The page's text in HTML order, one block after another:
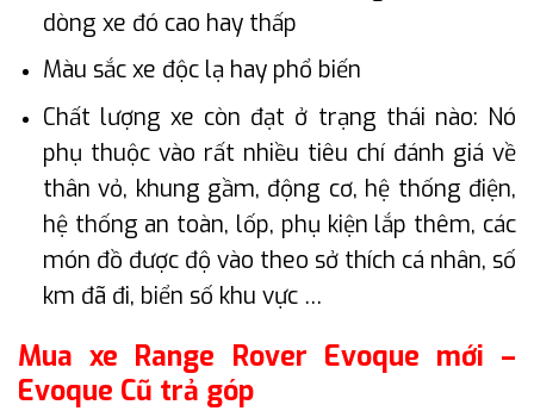
dòng xe đó cao hay thấp
Màu sắc xe độc lạ hay phổ biến
Chất lượng xe còn đạt ở trạng thái nào: Nó
phụ thuộc vào rất nhiều tiêu chí đánh giá về
thân vỏ, khung gầm, động cơ, hệ thống điện,
hệ thống an toàn, lốp, phụ kiện lắp thêm, các
món đồ được độ vào theo sở thích cá nhân, số
km đã đi, biển số khu vực …
Mua xe Range Rover Evoque mới –
Evoque Cũ trả góp